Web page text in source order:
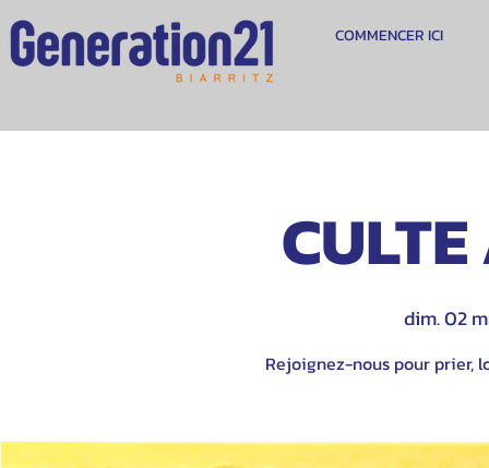
COMMENCER ICI
dim. 02
Rejoignez-nous pour prier,